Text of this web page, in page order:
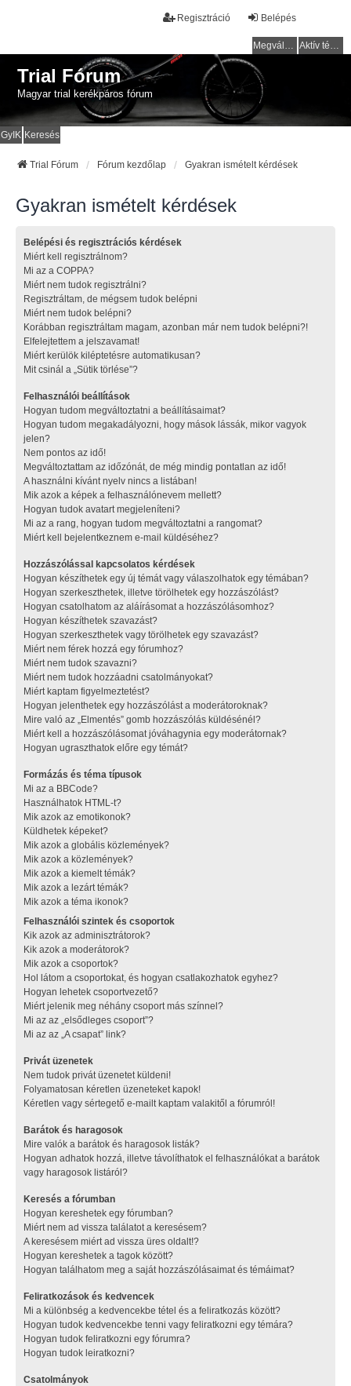
Belépés
Regisztráció
Megválaszolatlan témák Aktív témák
Trial Fórum
Magyar trial kerékpáros fórum
GyIK Keresés
Trial Fórum Fórum kezdőlap Gyakran ismételt kérdések
Gyakran ismételt kérdések
Belépési és regisztrációs kérdések
Miért kell regisztrálnom?
Mi az a COPPA?
Miért nem tudok regisztrálni?
Regisztráltam, de mégsem tudok belépni
Miért nem tudok belépni?
Korábban regisztráltam magam, azonban már nem tudok belépni?!
Elfelejtettem a jelszavamat!
Miért kerülök kiléptetésre automatikusan?
Mit csinál a „Sütik törlése”?
Felhasználói beállítások
Hogyan tudom megváltoztatni a beállításaimat?
Hogyan tudom megakadályozni, hogy mások lássák, mikor vagyok
jelen?
Nem pontos az idő!
Megváltoztattam az időzónát, de még mindig pontatlan az idő!
A használni kívánt nyelv nincs a listában!
Mik azok a képek a felhasználónevem mellett?
Hogyan tudok avatart megjeleníteni?
Mi az a rang, hogyan tudom megváltoztatni a rangomat?
Miért kell bejelentkeznem e-mail küldéséhez?
Hozzászólással kapcsolatos kérdések
Hogyan készíthetek egy új témát vagy válaszolhatok egy témában?
Hogyan szerkeszthetek, illetve törölhetek egy hozzászólást?
Hogyan csatolhatom az aláírásomat a hozzászólásomhoz?
Hogyan készíthetek szavazást?
Hogyan szerkeszthetek vagy törölhetek egy szavazást?
Miért nem férek hozzá egy fórumhoz?
Miért nem tudok szavazni?
Miért nem tudok hozzáadni csatolmányokat?
Miért kaptam figyelmeztetést?
Hogyan jelenthetek egy hozzászólást a moderátoroknak?
Mire való az „Elmentés” gomb hozzászólás küldésénél?
Miért kell a hozzászólásomat jóváhagynia egy moderátornak?
Hogyan ugraszthatok előre egy témát?
Formázás és téma típusok
Mi az a BBCode?
Használhatok HTML-t?
Mik azok az emotikonok?
Küldhetek képeket?
Mik azok a globális közlemények?
Mik azok a közlemények?
Mik azok a kiemelt témák?
Mik azok a lezárt témák?
Mik azok a téma ikonok?
Felhasználói szintek és csoportok
Kik azok az adminisztrátorok?
Kik azok a moderátorok?
Mik azok a csoportok?
Hol látom a csoportokat, és hogyan csatlakozhatok egyhez?
Hogyan lehetek csoportvezető?
Miért jelenik meg néhány csoport más színnel?
Mi az az „elsődleges csoport”?
Mi az az „A csapat” link?
Privát üzenetek
Nem tudok privát üzenetet küldeni!
Folyamatosan kéretlen üzeneteket kapok!
Kéretlen vagy sértegető e-mailt kaptam valakitől a fórumról!
Barátok és haragosok
Mire valók a barátok és haragosok listák?
Hogyan adhatok hozzá, illetve távolíthatok el felhasználókat a barátok
vagy haragosok listáról?
Keresés a fórumban
Hogyan kereshetek egy fórumban?
Miért nem ad vissza találatot a keresésem?
A keresésem miért ad vissza üres oldalt!?
Hogyan kereshetek a tagok között?
Hogyan találhatom meg a saját hozzászólásaimat és témáimat?
Feliratkozások és kedvencek
Mi a különbség a kedvencekbe tétel és a feliratkozás között?
Hogyan tudok kedvencekbe tenni vagy feliratkozni egy témára?
Hogyan tudok feliratkozni egy fórumra?
Hogyan tudok leiratkozni?
Csatolmányok